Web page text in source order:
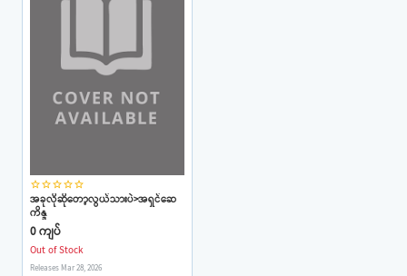
star_borderstar_borderstar_borderstar_borderstar_border
အခုလိုဆိုတော့လွယ်သားပဲ>အရှင်ဆေ
ကိန္ဒ
0 ကျပ်
Out of Stock
Releases Mar 28, 2026